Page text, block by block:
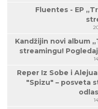
Fluentes - EP
Kandžijin novi album
streamingu!
Reper Iz Sobe i
"Spizu" – posveta